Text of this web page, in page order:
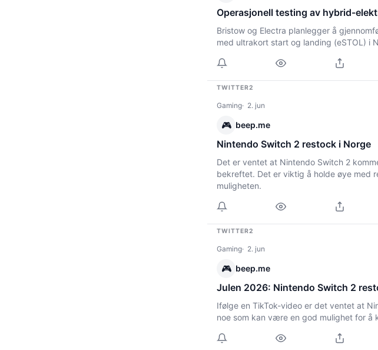
Operasjonell testing av hybrid-
Bristow og Electra planlegger å
med ultrakort start og landing (eSTOL) i
TWITTER2
Gaming 2. jun
🎮 beep.me
Nintendo Switch 2 restock i Norge
Det er ventet at Nintendo Switch 2
bekreftet. Det er viktig å holde øye med
muligheten.
TWITTER2
Gaming 2. jun
🎮 beep.me
Julen 2026: Nintendo Switch 2
Ifølge en TikTok-video er det ventet at
noe som kan være en god mulighet for å